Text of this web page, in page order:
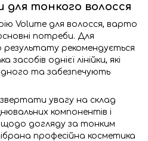
для тонкого волосся
Volume для волосся, варто
потреби. Для
рекомендується
однієї лінійки, які
та забезпечують
увагу на склад
компонентів і
щодо догляду за тонким
професійна косметика